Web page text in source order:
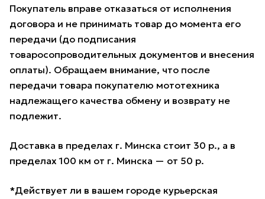
Покупатель вправе отказаться от исполнения
договора и не принимать товар до момента его
передачи (до подписания
товаросопроводительных документов и внесения
оплаты). Обращаем внимание, что после
передачи товара покупателю мототехника
надлежащего качества обмену и возврату не
подлежит.
Доставка в пределах г. Минска стоит 30 р., а в
пределах 100 км от г. Минска — от 50 р.
*Действует ли в вашем городе курьерская